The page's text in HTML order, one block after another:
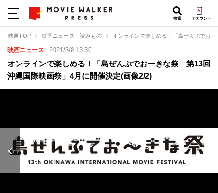
検索 アカウント
映画TOP 映画ニュース・読みもの オンラインで楽しめる！「島ぜんぶでお
映画ニュース 2021/3/8 13:30
オンラインで楽しめる！「島ぜんぶでおーきな祭 第13回
沖縄国際映画祭」4月に開催決定(画像2/2)